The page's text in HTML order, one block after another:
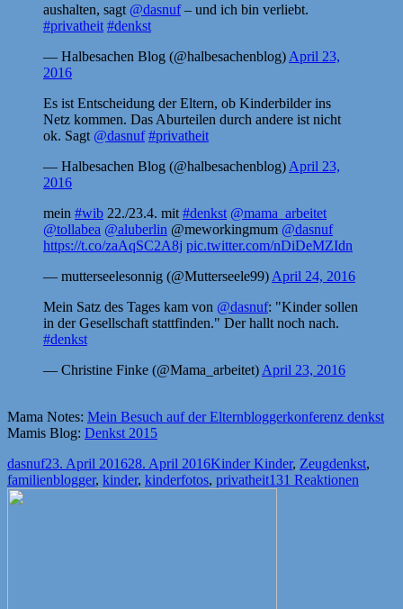
aushalten, sagt @dasnuf– und ich bin verliebt.
#privatheit #denkst
— Halbesachen Blog (@halbesachenblog) April 23,
2016
Es ist Entscheidung der Eltern, ob Kinderbilder ins
Netz kommen. Das Aburteilen durch andere ist nicht
ok. Sagt @dasnuf #privatheit
— Halbesachen Blog (@halbesachenblog) April 23,
2016
mein #wib 22./23.4. mit #denkst @mama_arbeitet
@tollabea @aluberlin @meworkingmum @dasnuf
https://t.co/zaAqSC2A8j pic.twitter.com/nDiDeMZIdn
— mutterseelesonnig (@Mutterseele99) April 24, 2016
Mein Satz des Tages kam von @dasnuf: "Kinder sollen
in der Gesellschaft stattfinden." Der hallt noch nach.
#denkst
— Christine Finke (@Mama_arbeitet) April 23, 2016
Mama Notes: Mein Besuch auf der Elternbloggerkonferenz denkst
Mamis Blog: Denkst 2015
Autor
dasnufVeröffentlicht
am
23. April 201628. April 2016Kategorien
Kinder Kinder, ZeugSchlagwörter
denkst,
familienblogger, kinder, kinderfotos, privatheit131 Reaktionen